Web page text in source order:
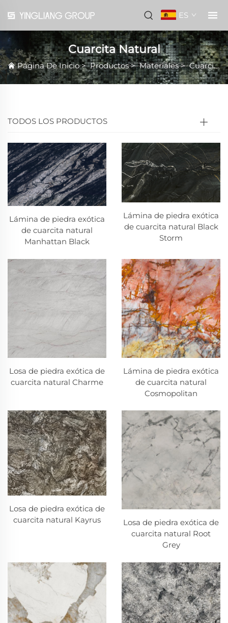
ES
Cuarcita Natural
Página De Inicio>Productos>Materiales>Cuarcita Natural
TODOS LOS PRODUCTOS
Lámina de piedra exótica
de cuarcita natural
Manhattan Black
Lámina de piedra exótica
de cuarcita natural Black
Storm
Losa de piedra exótica de
cuarcita natural Charme
Lámina de piedra exótica
de cuarcita natural
Cosmopolitan
Losa de piedra exótica de
cuarcita natural Kayrus
Losa de piedra exótica de
cuarcita natural Root
Grey